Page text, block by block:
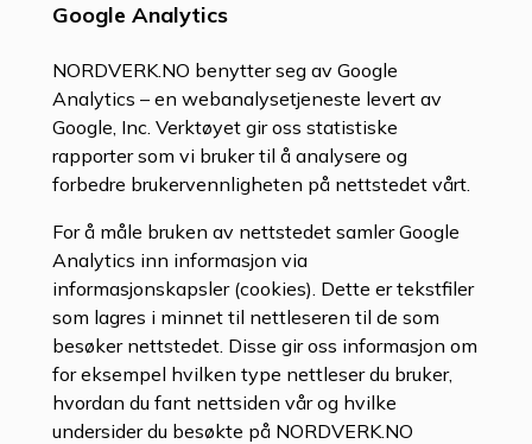
Google Analytics
NORDVERK.NO benytter seg av Google
Analytics – en webanalysetjeneste levert av
Google, Inc. Verktøyet gir oss statistiske
rapporter som vi bruker til å analysere og
forbedre brukervennligheten på nettstedet vårt.
For å måle bruken av nettstedet samler Google
Analytics inn informasjon via
informasjonskapsler (cookies). Dette er tekstfiler
som lagres i minnet til nettleseren til de som
besøker nettstedet. Disse gir oss informasjon om
for eksempel hvilken type nettleser du bruker,
hvordan du fant nettsiden vår og hvilke
undersider du besøkte på NORDVERK.NO